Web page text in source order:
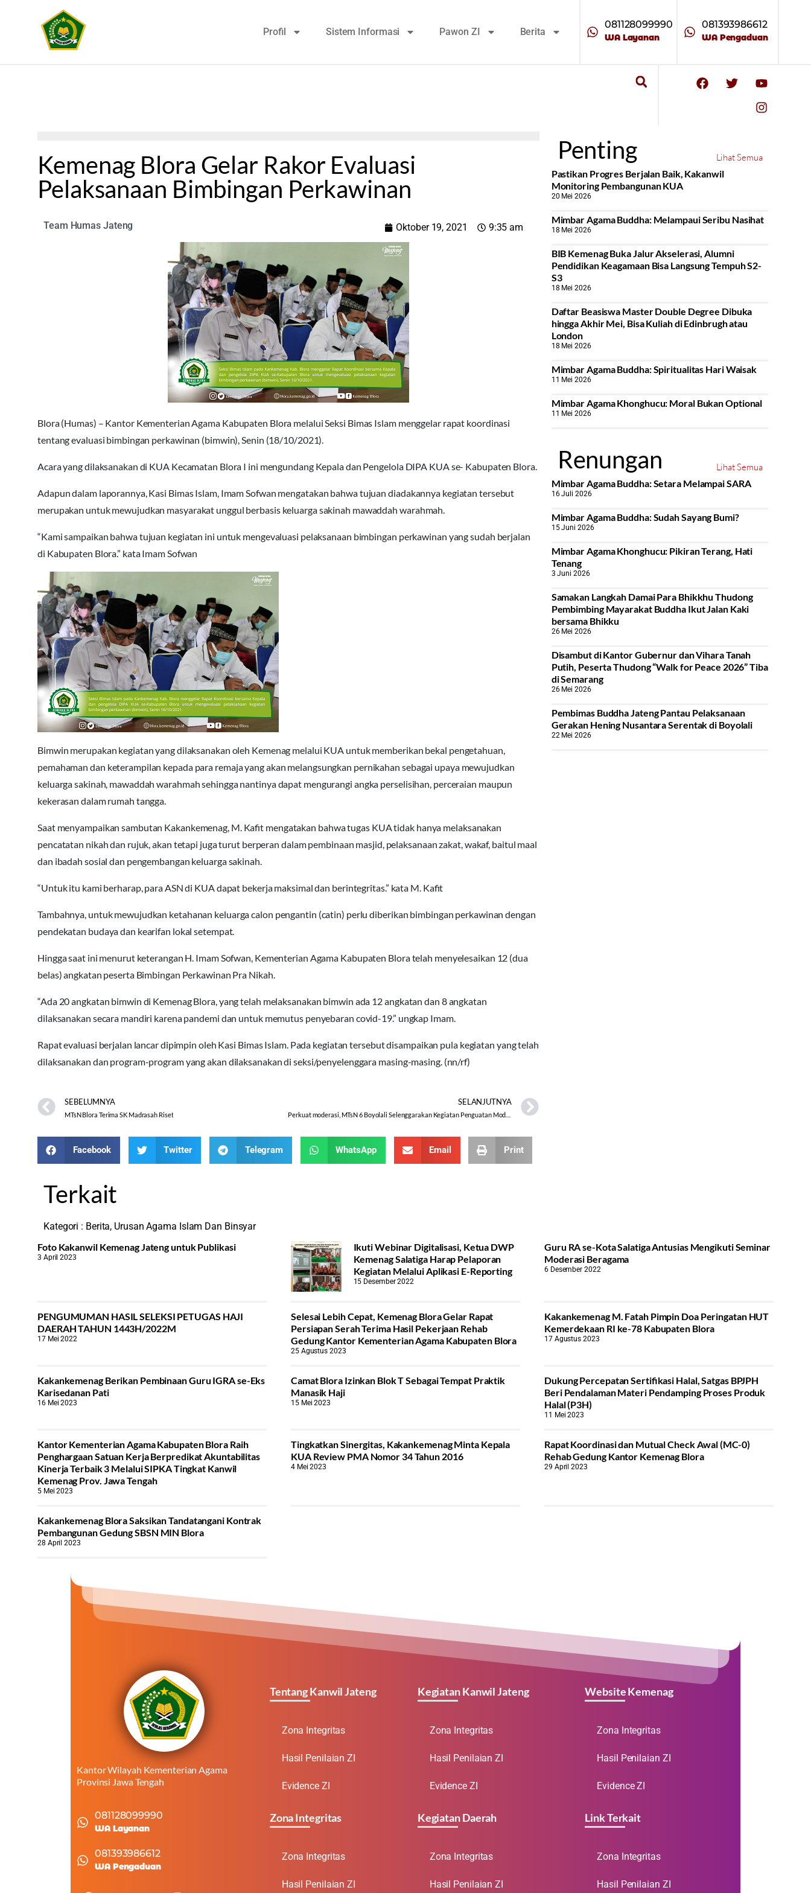
Profil Sistem Informasi Pawon ZI Berita
081128099990
WA Layanan
081393986612
WA Pengaduan
Kemenag Blora Gelar Rakor Evaluasi
Pelaksanaan Bimbingan Perkawinan
Team Humas Jateng Oktober 19, 2021 9:35 am
Blora (Humas) – Kantor Kementerian Agama Kabupaten Blora melalui Seksi Bimas Islam menggelar rapat koordinasi
tentang evaluasi bimbingan perkawinan (bimwin), Senin (18/10/2021).
Acara yang dilaksanakan di KUA Kecamatan Blora I ini mengundang Kepala dan Pengelola DIPA KUA se- Kabupaten Blora.
Adapun dalam laporannya, Kasi Bimas Islam, Imam Sofwan mengatakan bahwa tujuan diadakannya kegiatan tersebut
merupakan untuk mewujudkan masyarakat unggul berbasis keluarga sakinah mawaddah warahmah.
“Kami sampaikan bahwa tujuan kegiatan ini untuk mengevaluasi pelaksanaan bimbingan perkawinan yang sudah berjalan
di Kabupaten Blora.” kata Imam Sofwan
Bimwin merupakan kegiatan yang dilaksanakan oleh Kemenag melalui KUA untuk memberikan bekal pengetahuan,
pemahaman dan keterampilan kepada para remaja yang akan melangsungkan pernikahan sebagai upaya mewujudkan
keluarga sakinah, mawaddah warahmah sehingga nantinya dapat mengurangi angka perselisihan, perceraian maupun
kekerasan dalam rumah tangga.
Saat menyampaikan sambutan Kakankemenag, M. Kafit mengatakan bahwa tugas KUA tidak hanya melaksanakan
pencatatan nikah dan rujuk, akan tetapi juga turut berperan dalam pembinaan masjid, pelaksanaan zakat, wakaf, baitul maal
dan ibadah sosial dan pengembangan keluarga sakinah.
“Untuk itu kami berharap, para ASN di KUA dapat bekerja maksimal dan berintegritas.” kata M. Kafit
Tambahnya, untuk mewujudkan ketahanan keluarga calon pengantin (catin) perlu diberikan bimbingan perkawinan dengan
pendekatan budaya dan kearifan lokal setempat.
Hingga saat ini menurut keterangan H. Imam Sofwan, Kementerian Agama Kabupaten Blora telah menyelesaikan 12 (dua
belas) angkatan peserta Bimbingan Perkawinan Pra Nikah.
“Ada 20 angkatan bimwin di Kemenag Blora, yang telah melaksanakan bimwin ada 12 angkatan dan 8 angkatan
dilaksanakan secara mandiri karena pandemi dan untuk memutus penyebaran covid-19.” ungkap Imam.
Rapat evaluasi berjalan lancar dipimpin oleh Kasi Bimas Islam. Pada kegiatan tersebut disampaikan pula kegiatan yang telah
dilaksanakan dan program-program yang akan dilaksanakan di seksi/penyelenggara masing-masing. (nn/rf)
SEBELUMNYA
MTsN Blora Terima SK Madrasah Riset
SELANJUTNYA
Facebook Twitter Telegram WhatsApp Email Print
Penting
Lihat Semua
Pastikan Progres Berjalan Baik, Kakanwil
Monitoring Pembangunan KUA
20 Mei 2026
Mimbar Agama Buddha: Melampaui Seribu Nasihat
18 Mei 2026
BIB Kemenag Buka Jalur Akselerasi, Alumni
Pendidikan Keagamaan Bisa Langsung Tempuh S2-
S3
18 Mei 2026
Daftar Beasiswa Master Double Degree Dibuka
hingga Akhir Mei, Bisa Kuliah di Edinbrugh atau
London
18 Mei 2026
Mimbar Agama Buddha: Spiritualitas Hari Waisak
11 Mei 2026
Mimbar Agama Khonghucu: Moral Bukan Optional
11 Mei 2026
Renungan
Lihat Semua
Mimbar Agama Buddha: Setara Melampai SARA
16 Juli 2026
Mimbar Agama Buddha: Sudah Sayang Bumi?
15 Juni 2026
Mimbar Agama Khonghucu: Pikiran Terang, Hati
Tenang
3 Juni 2026
Samakan Langkah Damai Para Bhikkhu Thudong
Pembimbing Mayarakat Buddha Ikut Jalan Kaki
bersama Bhikku
26 Mei 2026
Disambut di Kantor Gubernur dan Vihara Tanah
Putih, Peserta Thudong “Walk for Peace 2026” Tiba
di Semarang
26 Mei 2026
‎Pembimas Buddha Jateng Pantau Pelaksanaan
Gerakan Hening Nusantara Serentak di Boyolali
22 Mei 2026
Terkait
Kategori : Berita, Urusan Agama Islam Dan Binsyar
Foto Kakanwil Kemenag Jateng untuk Publikasi
3 April 2023
Ikuti Webinar Digitalisasi, Ketua DWP
Kemenag Salatiga Harap Pelaporan
Kegiatan Melalui Aplikasi E-Reporting
15 Desember 2022
Guru RA se-Kota Salatiga Antusias Mengikuti Seminar
Moderasi Beragama
6 Desember 2022
PENGUMUMAN HASIL SELEKSI PETUGAS HAJI
DAERAH TAHUN 1443H/2022M
17 Mei 2022
Selesai Lebih Cepat, Kemenag Blora Gelar Rapat
Persiapan Serah Terima Hasil Pekerjaan Rehab
Gedung Kantor Kementerian Agama Kabupaten Blora
25 Agustus 2023
Kakankemenag M. Fatah Pimpin Doa Peringatan HUT
Kemerdekaan RI ke-78 Kabupaten Blora
17 Agustus 2023
Kakankemenag Berikan Pembinaan Guru IGRA se-Eks
Karisedanan Pati
16 Mei 2023
Camat Blora Izinkan Blok T Sebagai Tempat Praktik
Manasik Haji
15 Mei 2023
Dukung Percepatan Sertifikasi Halal, Satgas BPJPH
Beri Pendalaman Materi Pendamping Proses Produk
Halal (P3H)
11 Mei 2023
Kantor Kementerian Agama Kabupaten Blora Raih
Penghargaan Satuan Kerja Berpredikat Akuntabilitas
Kinerja Terbaik 3 Melalui SIPKA Tingkat Kanwil
Kemenag Prov. Jawa Tengah
5 Mei 2023
Tingkatkan Sinergitas, Kakankemenag Minta Kepala
KUA Review PMA Nomor 34 Tahun 2016
4 Mei 2023
Rapat Koordinasi dan Mutual Check Awal (MC-0)
Rehab Gedung Kantor Kemenag Blora
29 April 2023
Kakankemenag Blora Saksikan Tandatangani Kontrak
Pembangunan Gedung SBSN MIN Blora
28 April 2023
Kantor Wilayah Kementerian Agama
Provinsi Jawa Tengah
081128099990
WA Layanan
081393986612
WA Pengaduan
Tentang Kanwil Jateng
Zona Integritas
Hasil Penilaian ZI
Evidence ZI
Zona Integritas
Zona Integritas
Hasil Penilaian ZI
Kegiatan Kanwil Jateng
Zona Integritas
Hasil Penilaian ZI
Evidence ZI
Kegiatan Daerah
Zona Integritas
Hasil Penilaian ZI
Website Kemenag
Zona Integritas
Hasil Penilaian ZI
Evidence ZI
Link Terkait
Zona Integritas
Hasil Penilaian ZI